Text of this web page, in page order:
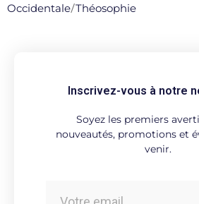
Occidentale/Théosophie
Inscrivez-vous à notre
Soyez les premiers
nouveautés, promotions et
venir.